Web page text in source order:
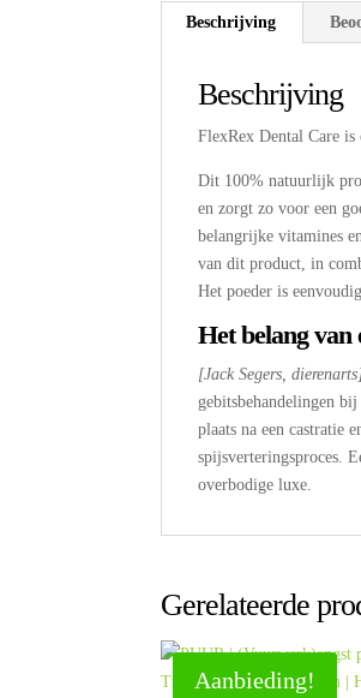
Beschrijving
Beschrijving
FlexRex Dental Care is
Dit 100% natuurlijk
en zorgt zo voor een
belangrijke vitamines
van dit product, in
Het poeder is
Het belang van
[Jack Segers,
gebitsbehandelingen
plaats na een castratie
spijsverteringsproces.
overbodige luxe.
Gerelateerde
Aanbieding!